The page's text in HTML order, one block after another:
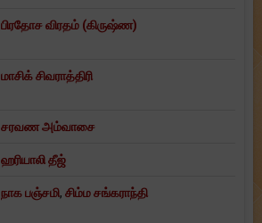
பிரதோச விரதம் (கிருஷ்ண)
மாசிக் சிவராத்திரி
சரவண அம்வாசை
ஹரியாலி தீஜ்
நாக பஞ்சமி, சிம்ம சங்கராந்தி